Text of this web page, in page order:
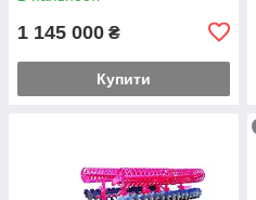
1 145 000 ₴
Купити